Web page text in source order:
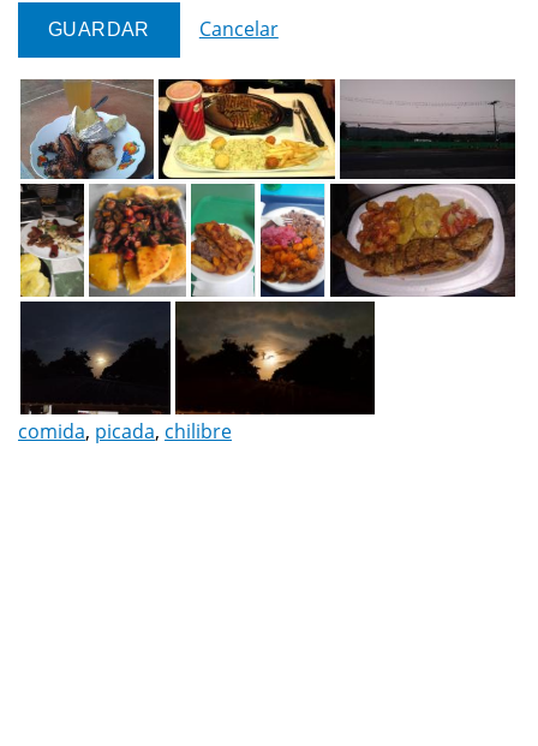
Cancelar
comida, picada, chilibre